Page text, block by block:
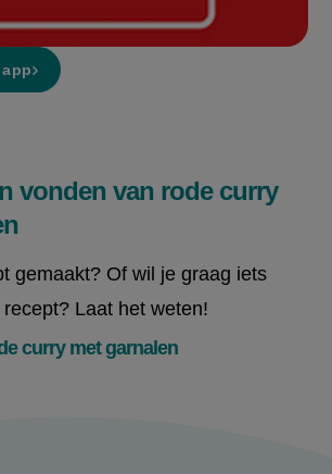
vonden van rode curry
gemaakt? Of wil je graag iets
Laat het weten!
curry met garnalen